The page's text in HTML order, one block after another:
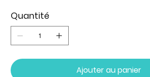
Quantité
Ajouter au panier